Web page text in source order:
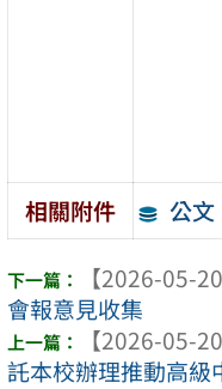
相關附件 公文
【2026-05-20
會報意見收集
【2026-05-20
託本校辦理推動高級